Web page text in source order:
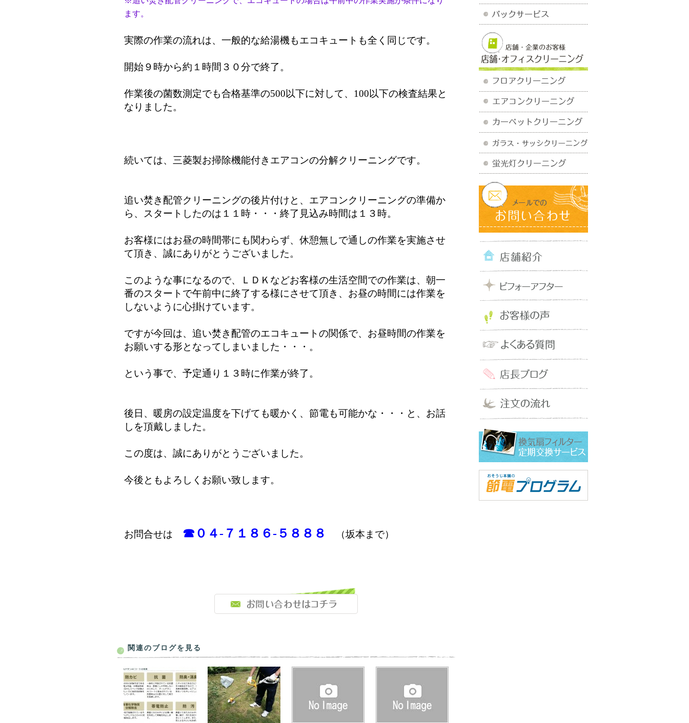
ます。
実際の作業の流れは、一般的な給湯機もエコキュートも全く同じです。
開始９時から約１時間３０分で終了。
作業後の菌数測定でも合格基準の500以下に対して、100以下の検査結果と
なりました。
続いては、三菱製お掃除機能付きエアコンの分解クリーニングです。
追い焚き配管クリーニングの後片付けと、エアコンクリーニングの準備か
ら、スタートしたのは１１時・・・終了見込み時間は１３時。
お客様にはお昼の時間帯にも関わらず、休憩無しで通しの作業を実施させ
て頂き、誠にありがとうございました。
このような事になるので、ＬＤＫなどお客様の生活空間での作業は、朝一
番のスタートで午前中に終了する様にさせて頂き、お昼の時間には作業を
しないように心掛けています。
ですが今回は、追い焚き配管のエコキュートの関係で、お昼時間の作業を
お願いする形となってしまいました・・・。
という事で、予定通り１３時に作業が終了。
後日、暖房の設定温度を下げても暖かく、節電も可能かな・・・と、お話
しを頂戴しました。
この度は、誠にありがとうございました。
今後ともよろしくお願い致します。
お問合せは ☎０４-７１８６-５８８８ （坂本まで）
関連のブログを見る